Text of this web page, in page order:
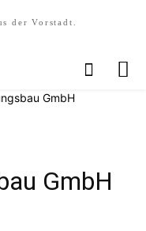
der Vorstadt.
GmbH
GmbH